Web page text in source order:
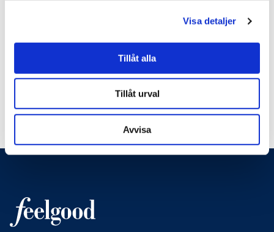
Visa detaljer
Tillåt alla
Tillåt urval
Avvisa
mänsklig besökare eller inte och för att
förhindra automatiska skräppostmeddelanden.